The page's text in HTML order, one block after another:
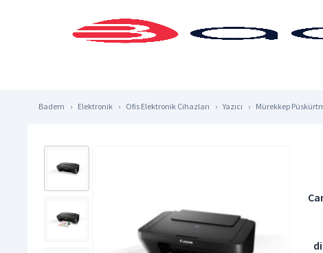
Badem Elektronik Ofis Elektronik Cihazları Yazıcı Mürekkep